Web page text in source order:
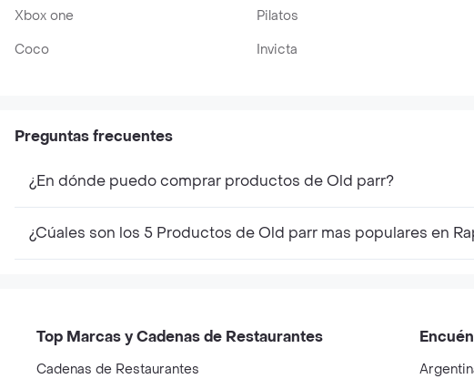
Xbox one
Pilatos
Coco
Invicta
Preguntas frecuentes
¿En dónde puedo comprar productos de Old parr?
¿Cúales son los 5 Productos de Old parr mas populares en
Top Marcas y Cadenas de Restaurantes
Cadenas de Restaurantes